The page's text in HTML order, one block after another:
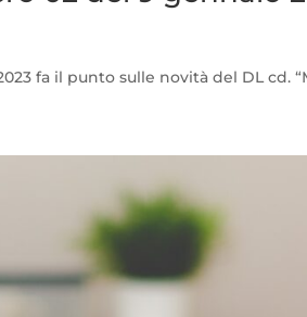
fa il punto sulle novità del DL cd.